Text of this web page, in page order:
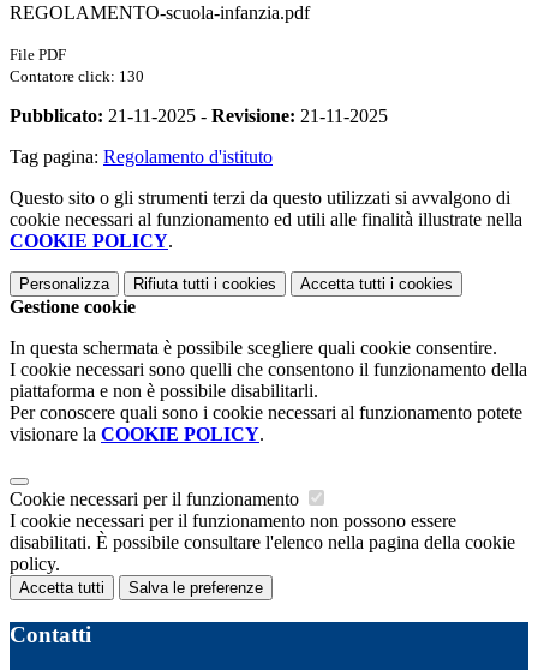
REGOLAMENTO-scuola-infanzia.pdf
File PDF
Contatore click: 130
Pubblicato: 21-11-2025 - Revisione: 21-11-2025
Tag pagina: Regolamento d'istituto
Questo sito o gli strumenti terzi da questo utilizzati si avvalgono di
cookie necessari al funzionamento ed utili alle finalità illustrate nella
COOKIE POLICY.
Personalizza Rifiuta tutti i cookies Accetta tutti i cookies
Gestione cookie
In questa schermata è possibile scegliere quali cookie consentire.
I cookie necessari sono quelli che consentono il funzionamento della
piattaforma e non è possibile disabilitarli.
Per conoscere quali sono i cookie necessari al funzionamento potete
visionare la COOKIE POLICY.
Cookie necessari per il funzionamento
I cookie necessari per il funzionamento non possono essere
disabilitati. È possibile consultare l'elenco nella pagina della cookie
policy.
Accetta tutti Salva le preferenze
Contatti